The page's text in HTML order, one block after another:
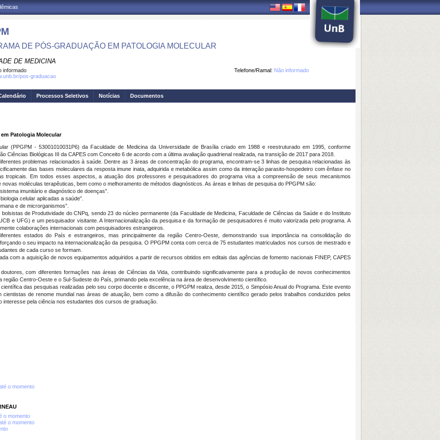
DE PÓS-GRADUAÇÃO EM PATOLOGIA MOLECULAR
DE MEDICINA
Telefone/Ramal: Não informado
informado
pos-graduacao
Processos Seletivos Notícias Documentos
Patologia Molecular
(PPGPM - 53001010031P6) da Faculdade de Medicina da Universidade de Brasília criado em 1988 e reestruturado em 1995, conforme
Ciências Biológicas III da CAPES com Conceito 6 de acordo com a última avaliação quadrienal realizada, na transição de 2017 para 2018.
problemas relacionados à saúde. Dentre as 3 áreas de concentração do programa, encontram-se 3 linhas de pesquisa relacionadas às
das bases moleculares da resposta imune inata, adquirida e metabólica assim como da interação parasito-hospedeiro com ênfase no
tropicais. Em todos esses aspectos, a atuação dos professores e pesquisadores do programa visa a compreensão de seus mecanismos
moléculas terapêuticas, bem como o melhoramento de métodos diagnósticos. As áreas e linhas de pesquisa do PPGPM são:
imunitário e diagnóstico de doenças”.
celular aplicadas a saúde”.
e de microrganismos”.
de Produtividade do CNPq, sendo 23 do núcleo permanente (da Faculdade de Medicina, Faculdade de Ciências da Saúde e do Instituto
e UFG) e um pesquisador visitante. A Internacionalização da pesquisa e da formação de pesquisadores é muito valorizada pelo programa. A
colaborações internacionais com pesquisadores estrangeiros.
estados do País e estrangeiros, mas principalmente da região Centro-Oeste, demonstrando sua importância na consolidação do
o seu impacto na internacionalização da pesquisa. O PPGPM conta com cerca de 75 estudantes matriculados nos cursos de mestrado e
de cada curso se formam.
com a aquisição de novos equipamentos adquiridos a partir de recursos obtidos em editais das agências de fomento nacionais FINEP, CAPES
com diferentes formações nas áreas de Ciências da Vida, contribuindo significativamente para a produção de novos conhecimentos
Centro-Oeste e o Sul-Sudeste do País, primando pela excelência na área de desenvolvimento científico.
das pesquisas realizadas pelo seu corpo docente e discente, o PPGPM realiza, desde 2015, o Simpósio Anual do Programa. Este evento
de renome mundial nas áreas de atuação, bem como a difusão do conhecimento científico gerado pelos trabalhos conduzidos pelos
pela ciência nos estudantes dos cursos de graduação.
o momento
o momento
o momento